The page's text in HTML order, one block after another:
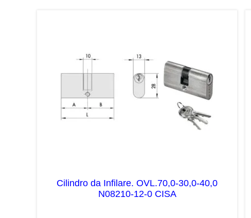
Cilindro da Infilare. OVL.70,0-30,0-40,0
N08210-12-0 CISA